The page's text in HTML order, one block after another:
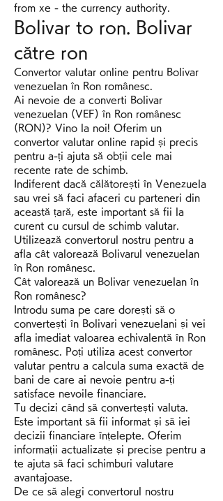
from xe - the currency authority.
Bolivar to ron. Bolivar
către ron
Convertor valutar online pentru Bolivar
venezuelan în Ron românesc.
Ai nevoie de a converti Bolivar
venezuelan (VEF) în Ron românesc
(RON)? Vino la noi! Oferim un
convertor valutar online rapid și precis
pentru a-ți ajuta să obții cele mai
recente rate de schimb.
Indiferent dacă călătorești în Venezuela
sau vrei să faci afaceri cu parteneri din
această țară, este important să fii la
curent cu cursul de schimb valutar.
Utilizează convertorul nostru pentru a
afla cât valorează Bolivarul venezuelan
în Ron românesc.
Cât valorează un Bolivar venezuelan în
Ron românesc?
Introdu suma pe care dorești să o
convertești în Bolivari venezuelani și vei
afla imediat valoarea echivalentă în Ron
românesc. Poți utiliza acest convertor
valutar pentru a calcula suma exactă de
bani de care ai nevoie pentru a-ți
satisface nevoile financiare.
Tu decizi când să convertești valuta.
Este important să fii informat și să iei
decizii financiare înțelepte. Oferim
informații actualizate și precise pentru a
te ajuta să faci schimburi valutare
avantajoase.
De ce să alegi convertorul nostru